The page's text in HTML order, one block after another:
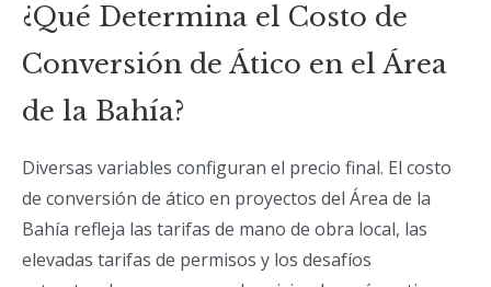
¿Qué Determina el Costo de
Conversión de Ático en el Área
de la Bahía?
Diversas variables configuran el precio final. El costo
de conversión de ático en proyectos del Área de la
Bahía refleja las tarifas de mano de obra local, las
elevadas tarifas de permisos y los desafíos